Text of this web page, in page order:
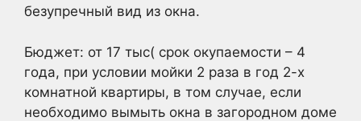
безупречный вид из окна.
Бюджет: от 17 тыс( срок окупаемости – 4
года, при условии мойки 2 раза в год 2-х
комнатной квартиры, в том случае, если
необходимо вымыть окна в загородном доме